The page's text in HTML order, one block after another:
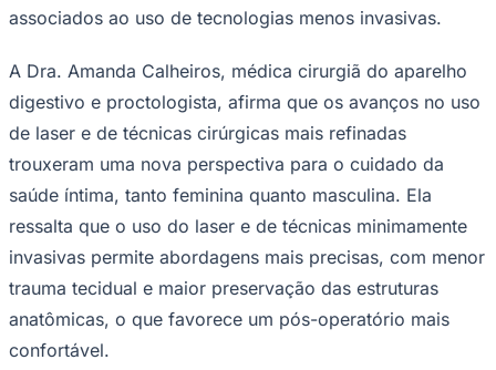
associados ao uso de tecnologias menos invasivas.
A Dra. Amanda Calheiros, médica cirurgiã do aparelho
digestivo e proctologista, afirma que os avanços no uso
de laser e de técnicas cirúrgicas mais refinadas
trouxeram uma nova perspectiva para o cuidado da
saúde íntima, tanto feminina quanto masculina. Ela
ressalta que o uso do laser e de técnicas minimamente
invasivas permite abordagens mais precisas, com menor
trauma tecidual e maior preservação das estruturas
anatômicas, o que favorece um pós-operatório mais
confortável.